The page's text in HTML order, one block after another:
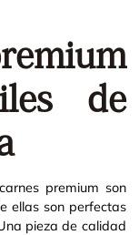
de
premium son
ellas son perfectas
pieza de calidad